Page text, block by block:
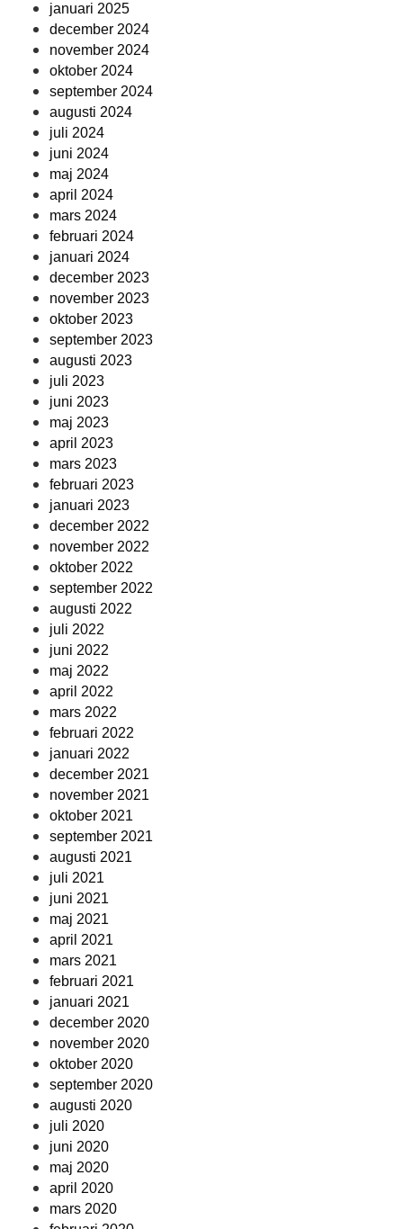
januari 2025
december 2024
november 2024
oktober 2024
september 2024
augusti 2024
juli 2024
juni 2024
maj 2024
april 2024
mars 2024
februari 2024
januari 2024
december 2023
november 2023
oktober 2023
september 2023
augusti 2023
juli 2023
juni 2023
maj 2023
april 2023
mars 2023
februari 2023
januari 2023
december 2022
november 2022
oktober 2022
september 2022
augusti 2022
juli 2022
juni 2022
maj 2022
april 2022
mars 2022
februari 2022
januari 2022
december 2021
november 2021
oktober 2021
september 2021
augusti 2021
juli 2021
juni 2021
maj 2021
april 2021
mars 2021
februari 2021
januari 2021
december 2020
november 2020
oktober 2020
september 2020
augusti 2020
juli 2020
juni 2020
maj 2020
april 2020
mars 2020